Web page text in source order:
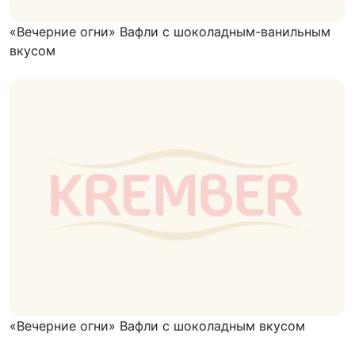
«Вечерние огни» Вафли с шоколадным-ванильным
вкусом
«Вечерние огни» Вафли с шоколадным вкусом